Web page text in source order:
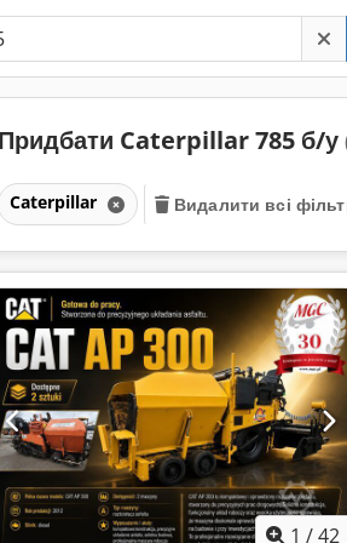
Придбати Caterpillar 785 б/у
Caterpillar Видалити всі
1 /42